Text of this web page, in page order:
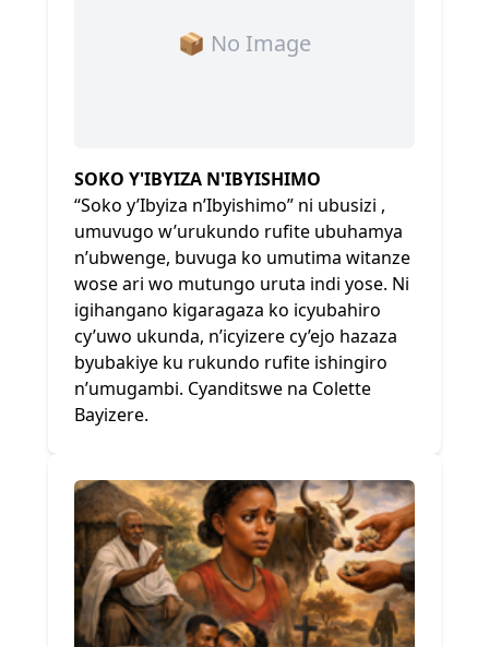
📦 No Image
SOKO Y'IBYIZA N'IBYISHIMO
“Soko y’Ibyiza n’Ibyishimo” ni ubusizi ,
umuvugo w’urukundo rufite ubuhamya
n’ubwenge, buvuga ko umutima witanze
wose ari wo mutungo uruta indi yose. Ni
igihangano kigaragaza ko icyubahiro
cy’uwo ukunda, n’icyizere cy’ejo hazaza
byubakiye ku rukundo rufite ishingiro
n’umugambi. Cyanditswe na Colette
Bayizere.